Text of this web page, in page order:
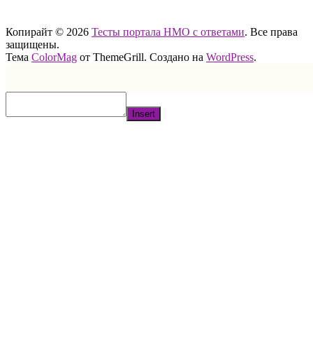
Копирайт © 2026 Тесты портала НМО с ответами. Все права
защищены.
Тема ColorMag от ThemeGrill. Создано на WordPress.
Insert